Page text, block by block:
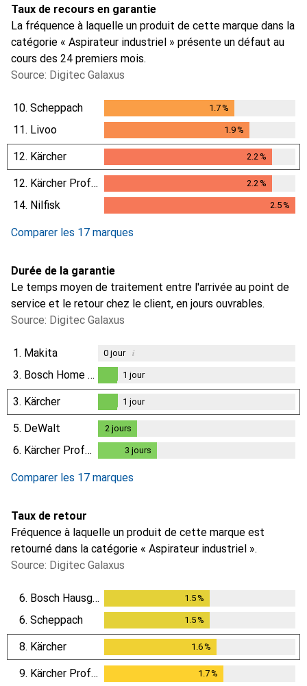
Taux de recours en garantie
La fréquence à laquelle un produit de cette marque dans la
catégorie « Aspirateur industriel » présente un défaut au
cours des 24 premiers mois.
Source: Digitec Galaxus
10. Scheppach 1.7%
11. Livoo 1.9%
12. Kärcher 2.2 %
2.2%
12. Kärcher Professional 2.2 %
2.2%
14. Nilfisk 2.5%
Comparer les 17 marques
Durée de la garantie
Le temps moyen de traitement entre l'arrivée au point de
service et le retour chez le client, en jours ouvrables.
Source: Digitec Galaxus
1. Makita 0jour i
3. Bosch Home & Garden
1jour
1 jour
3. Kärcher
1jour
1 jour
5. DeWalt 2 jours
6. Kärcher Professional 3 jours
Comparer les 17 marques
Taux de retour
Fréquence à laquelle un produit de cette marque est
retourné dans la catégorie « Aspirateur industriel ».
Source: Digitec Galaxus
6. Bosch Hausgeräte 1.5%
6. Scheppach 1.5%
8. Kärcher 1.6%
9. Kärcher Professional 1.7%